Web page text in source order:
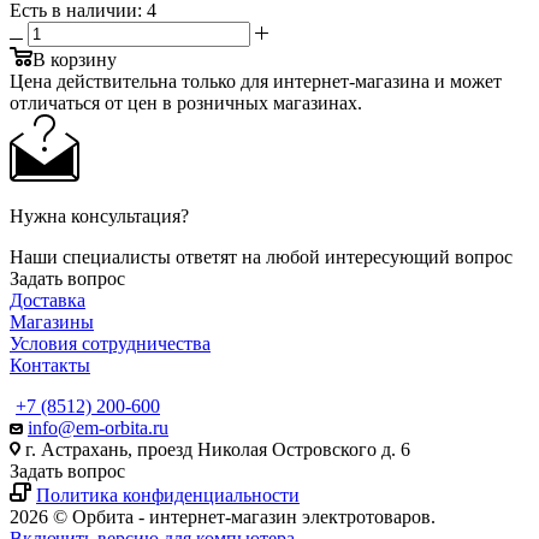
Есть в наличии: 4
В корзину
Цена действительна только для интернет-магазина и может
отличаться от цен в розничных магазинах.
Нужна консультация?
Наши специалисты ответят на любой интересующий вопрос
Задать вопрос
Доставка
Магазины
Условия сотрудничества
Контакты
+7 (8512) 200-600
info@em-orbita.ru
г. Астрахань, проезд Николая Островского д. 6
Задать вопрос
Политика конфиденциальности
2026 © Орбита - интернет-магазин электротоваров.